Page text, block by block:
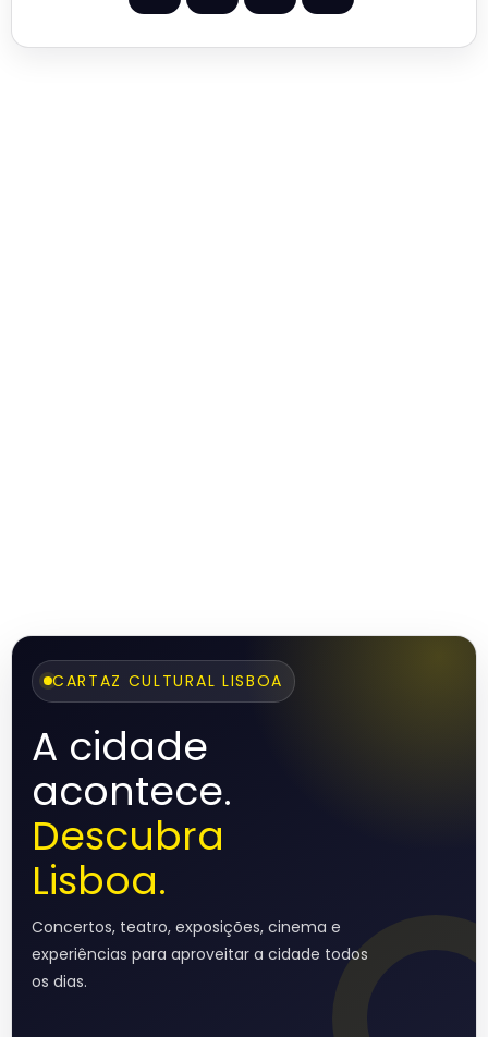
CARTAZ CULTURAL LISBOA
A cidade
acontece.
Descubra
Lisboa.
Concertos, teatro, exposições, cinema e
experiências para aproveitar a cidade todos
os dias.